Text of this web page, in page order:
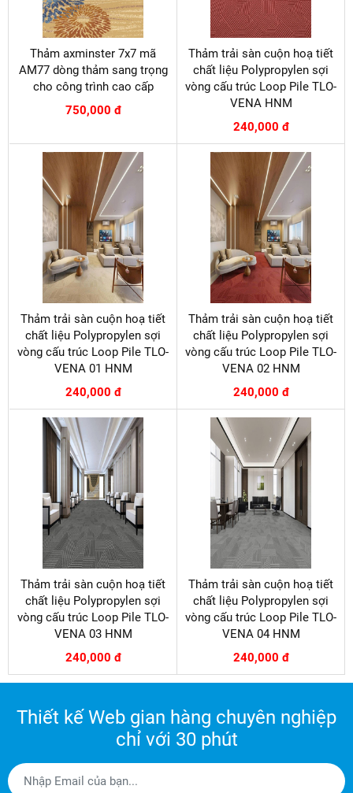
Thảm axminster 7x7 mã
AM77 dòng thảm sang trọng
cho công trình cao cấp
750,000 đ
Thảm trải sàn cuộn hoạ tiết
chất liệu Polypropylen sợi
vòng cấu trúc Loop Pile TLO-
VENA HNM
240,000 đ
Thảm trải sàn cuộn hoạ tiết
chất liệu Polypropylen sợi
vòng cấu trúc Loop Pile TLO-
VENA 01 HNM
240,000 đ
Thảm trải sàn cuộn hoạ tiết
chất liệu Polypropylen sợi
vòng cấu trúc Loop Pile TLO-
VENA 02 HNM
240,000 đ
Thảm trải sàn cuộn hoạ tiết
chất liệu Polypropylen sợi
vòng cấu trúc Loop Pile TLO-
VENA 03 HNM
240,000 đ
Thảm trải sàn cuộn hoạ tiết
chất liệu Polypropylen sợi
vòng cấu trúc Loop Pile TLO-
VENA 04 HNM
240,000 đ
Thiết kế Web gian hàng chuyên nghiệp
chỉ với 30 phút